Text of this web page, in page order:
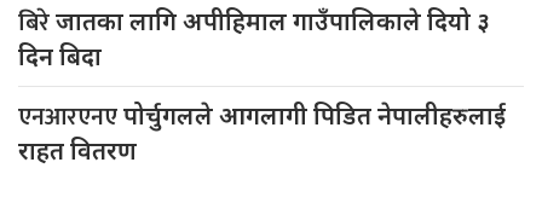
बिरेजातका लागि अपीहिमाल गाउँपालिकाले दियो ३
दिन बिदा
एनआरएनएपोर्चुगलले आगलागी पिडित नेपालीहरुलाई
राहत वितरण